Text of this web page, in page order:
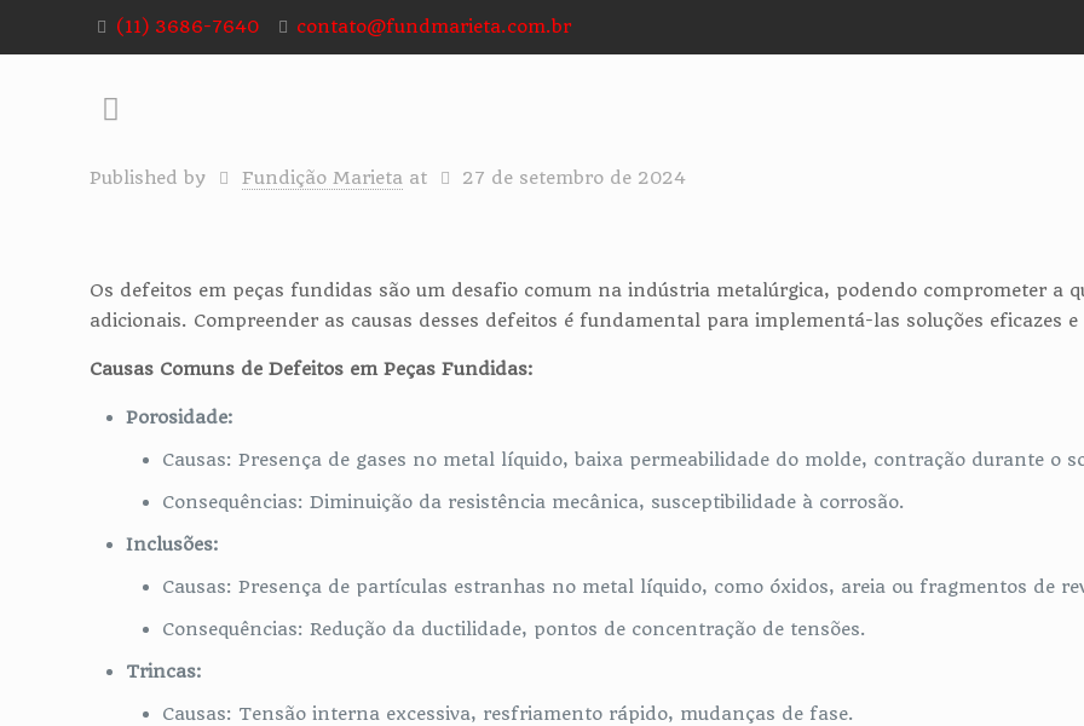
(11) 3686-7640 contato@fundmarieta.com.br
Published by Fundição Marieta at 27 de setembro de 2024
Os defeitos em peças fundidas são um desafio comum na indústria metalúrgica, podendo comprometer a
adicionais. Compreender as causas desses defeitos é fundamental para implementá-las soluções eficazes
Causas Comuns de Defeitos em Peças Fundidas:
Porosidade:
Causas: Presença de gases no metal líquido, baixa permeabilidade do molde, contração durante o
Consequências: Diminuição da resistência mecânica, susceptibilidade à corrosão.
Inclusões:
Causas: Presença de partículas estranhas no metal líquido, como óxidos, areia ou fragmentos de
Consequências: Redução da ductilidade, pontos de concentração de tensões.
Trincas:
Causas: Tensão interna excessiva, resfriamento rápido, mudanças de fase.